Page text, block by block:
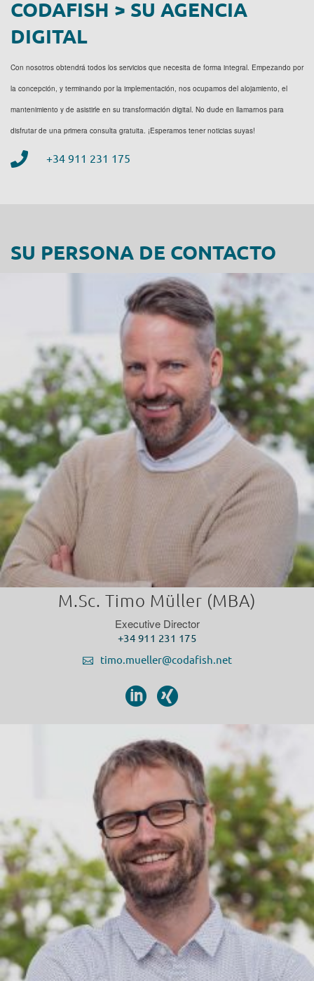
CODAFISH > SU AGENCIA
DIGITAL
Con nosotros obtendrá todos los servicios que necesita de forma integral. Empezando por
la concepción, y terminando por la implementación, nos ocupamos del alojamiento, el
mantenimiento y de asistirle en su transformación digital. No dude en llamarnos para
disfrutar de una primera consulta gratuita. ¡Esperamos tener noticias suyas!
+34 911 231 175
SU PERSONA DE CONTACTO
M.Sc. Timo Müller (MBA)
Executive Director
+34 911 231 175
timo.mueller@codafish.net